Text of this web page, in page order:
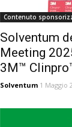
Contenuto
Solventum
Meeting
3M™
Solventum 1 Maggio